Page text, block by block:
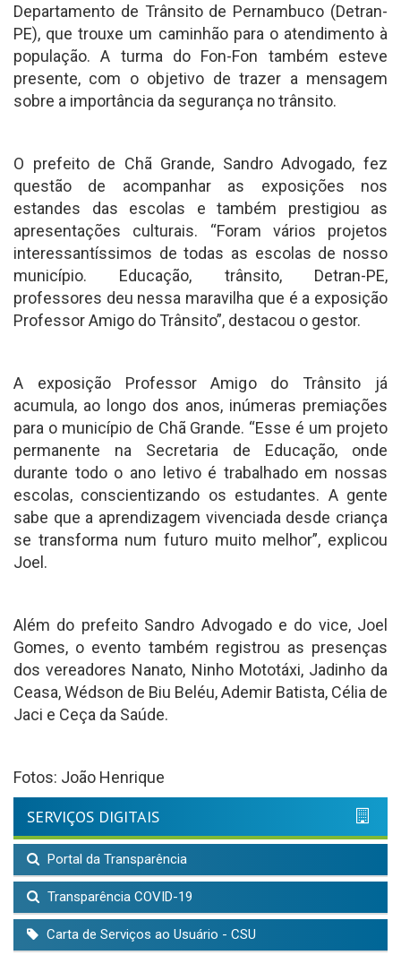
Departamento de Trânsito de Pernambuco (Detran-
PE), que trouxe um caminhão para o atendimento à
população. A turma do Fon-Fon também esteve
presente, com o objetivo de trazer a mensagem
sobre a importância da segurança no trânsito.
O prefeito de Chã Grande, Sandro Advogado, fez
questão de acompanhar as exposições nos
estandes das escolas e também prestigiou as
apresentações culturais. “Foram vários projetos
interessantíssimos de todas as escolas de nosso
município. Educação, trânsito, Detran-PE,
professores deu nessa maravilha que é a exposição
Professor Amigo do Trânsito”, destacou o gestor.
A exposição Professor Amigo do Trânsito já
acumula, ao longo dos anos, inúmeras premiações
para o município de Chã Grande. “Esse é um projeto
permanente na Secretaria de Educação, onde
durante todo o ano letivo é trabalhado em nossas
escolas, conscientizando os estudantes. A gente
sabe que a aprendizagem vivenciada desde criança
se transforma num futuro muito melhor”, explicou
Joel.
Além do prefeito Sandro Advogado e do vice, Joel
Gomes, o evento também registrou as presenças
dos vereadores Nanato, Ninho Mototáxi, Jadinho da
Ceasa, Wédson de Biu Beléu, Ademir Batista, Célia de
Jaci e Ceça da Saúde.
Fotos: João Henrique
SERVIÇOS DIGITAIS
Portal da Transparência
Transparência COVID-19
Carta de Serviços ao Usuário - CSU